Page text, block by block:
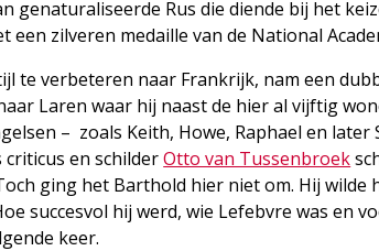
genaturaliseerde Rus die diende bij het
een zilveren medaille van de National
te verbeteren naar Frankrijk, nam een
Laren waar hij naast de hier al vijftig
– zoals Keith, Howe, Raphael en
criticus en schilderOtto van Tussenbroek
ging het Barthold hier niet om. Hij
succesvol hij werd, wie Lefebvre was en
keer.